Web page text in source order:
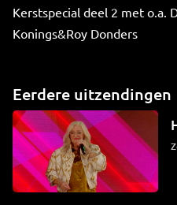
Kerstspecial deel 2 met o.a.
Konings&Roy Donders
Eerdere uitzendingen